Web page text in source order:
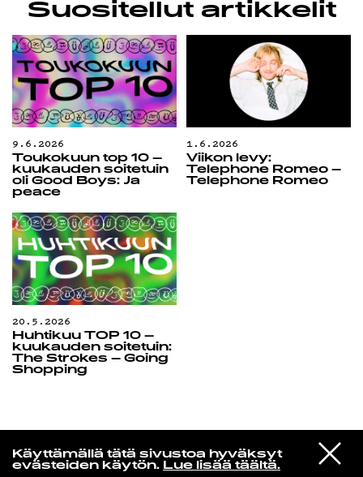
Käyttämällä tätä sivustoa hyväksyt
evästeiden käytön. Lue lisää täältä.
VIESTI
STUDIOON
Kuusikielinen taivas
Suositellut artikkelit
9.6.2026
Toukokuun top 10 –
kuukauden soitetuin
oli Good Boys: Ja
peace
1.6.2026
Viikon levy:
Telephone Romeo –
Telephone Romeo
20.5.2026
Huhtikuu TOP 10 –
kuukauden soitetuin:
The Strokes – Going
Shopping